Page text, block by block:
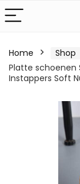
Home Shop
Platte schoenen
Instappers Soft